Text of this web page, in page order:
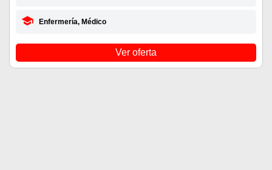
Enfermería, Médico
Ver oferta